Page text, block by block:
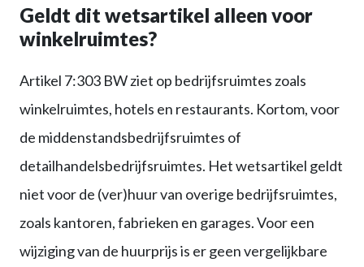
Geldt dit wetsartikel alleen voor
winkelruimtes?
Artikel 7:303 BW ziet op bedrijfsruimtes zoals
winkelruimtes, hotels en restaurants. Kortom, voor
de middenstandsbedrijfsruimtes of
detailhandelsbedrijfsruimtes. Het wetsartikel geldt
niet voor de (ver)huur van overige bedrijfsruimtes,
zoals kantoren, fabrieken en garages. Voor een
wijziging van de huurprijs is er geen vergelijkbare